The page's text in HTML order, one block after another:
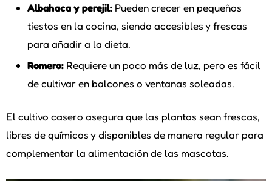
Albahaca y perejil: Pueden crecer en pequeños
tiestos en la cocina, siendo accesibles y frescas
para añadir a la dieta.
Romero: Requiere un poco más de luz, pero es fácil
de cultivar en balcones o ventanas soleadas.
El cultivo casero asegura que las plantas sean frescas,
libres de químicos y disponibles de manera regular para
complementar la alimentación de las mascotas.